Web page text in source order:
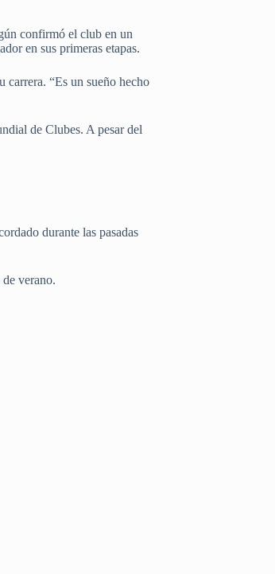
confirmó el club en un
en sus primeras etapas.
carrera. “Es un sueño hecho
de Clubes. A pesar del
durante las pasadas
verano.